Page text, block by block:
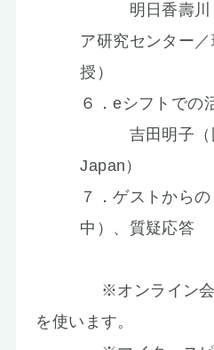
明日香壽川（
ア研究センター
授）
６．eシフトでの
吉田明子（国
Japan）
７．ゲストから
中）、質疑応答
※オンライン会議
を使います。